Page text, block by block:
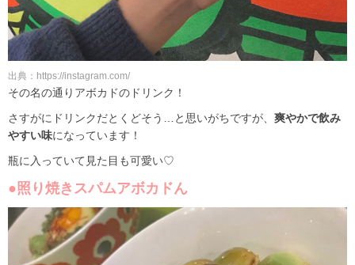
出典：https://instagram.com/
その名の通りアボカドのドリンク！
さすがにドリンクだとくどそう…と思いがちですが、 爽やかで飲み
やすい味になっています！
瓶に入っていて見た目も可愛い♡
●照り焼きスパムアボカドん